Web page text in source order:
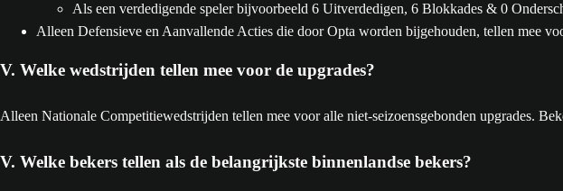
Als een verdedigende speler bijvoorbeeld 6 Uitverdedigen, 6 Blokkades & 0
Alleen Defensieve en Aanvallende Acties die door Opta worden bijgehouden, tellen mee
V. Welke wedstrijden tellen mee voor de upgrades?
Alleen Nationale Competitiewedstrijden tellen mee voor alle niet-seizoensgebonden upgrades.
V. Welke bekers tellen als de belangrijkste binnenlandse bekers?